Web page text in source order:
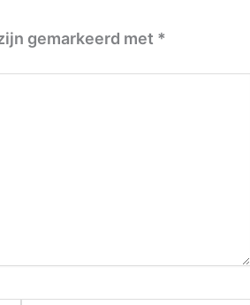
gemarkeerd met *